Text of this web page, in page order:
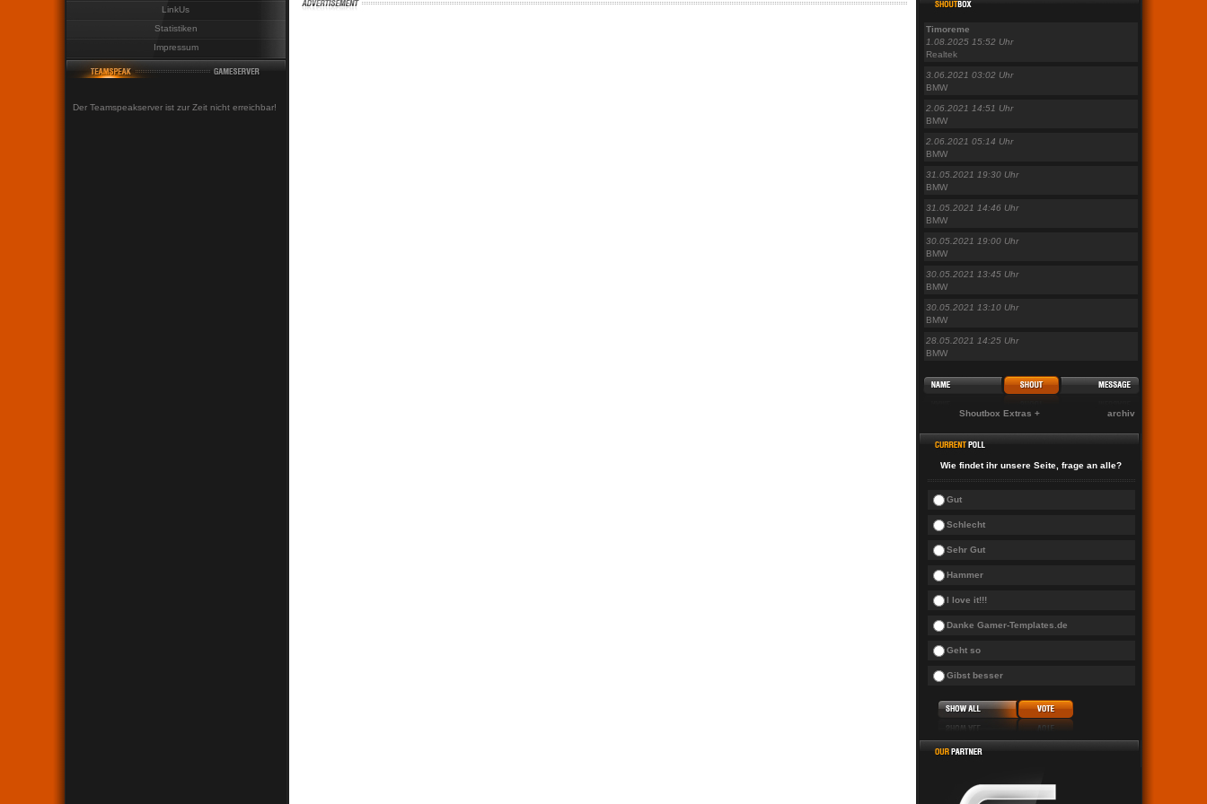
LinkUs
Statistiken
Impressum
Der Teamspeakserver ist zur Zeit nicht erreichbar!
Timoreme
1.08.2025 15:52 Uhr
Realtek
3.06.2021 03:02 Uhr
BMW
2.06.2021 14:51 Uhr
BMW
2.06.2021 05:14 Uhr
BMW
31.05.2021 19:30 Uhr
BMW
31.05.2021 14:46 Uhr
BMW
30.05.2021 19:00 Uhr
BMW
30.05.2021 13:45 Uhr
BMW
30.05.2021 13:10 Uhr
BMW
28.05.2021 14:25 Uhr
BMW
Shoutbox Extras + archiv
Wie findet ihr unsere Seite, frage an alle?
Gut
Schlecht
Sehr Gut
Hammer
I love it!!!
Danke Gamer-Templates.de
Geht so
Gibst besser